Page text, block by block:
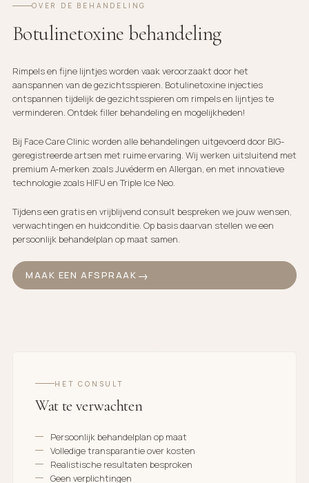
OVER DE BEHANDELING
Botulinetoxine behandeling
Rimpels en fijne lijntjes worden vaak veroorzaakt door het
aanspannen van de gezichtsspieren. Botulinetoxine injecties
ontspannen tijdelijk de gezichtsspieren om rimpels en lijntjes te
verminderen. Ontdek filler behandeling en mogelijkheden!
Bij Face Care Clinic worden alle behandelingen uitgevoerd door BIG-
geregistreerde artsen met ruime ervaring. Wij werken uitsluitend met
premium A-merken zoals Juvéderm en Allergan, en met innovatieve
technologie zoals HIFU en Triple Ice Neo.
Tijdens een gratis en vrijblijvend consult bespreken we jouw wensen,
verwachtingen en huidconditie. Op basis daarvan stellen we een
persoonlijk behandelplan op maat samen.
MAAK EEN AFSPRAAK
HET CONSULT
Wat te verwachten
Persoonlijk behandelplan op maat
Volledige transparantie over kosten
Realistische resultaten besproken
Geen verplichtingen